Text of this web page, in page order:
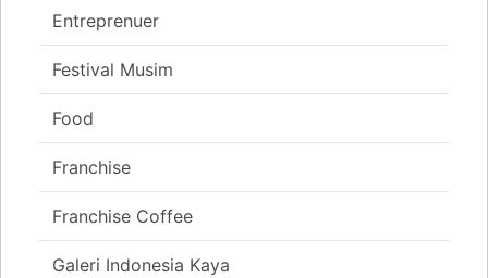
Entreprenuer
Festival Musim
Food
Franchise
Franchise Coffee
Galeri Indonesia Kaya